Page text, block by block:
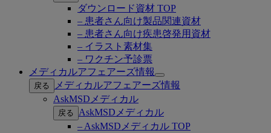
ダウンロード資材 TOP
– 患者さん向け製品関連資材
– 患者さん向け疾患啓発用資材
– イラスト素材集
– ワクチン予診票
メディカルアフェアーズ情報
Open
submenu
戻る
メディカルアフェアーズ情報
AskMSDメディカル
戻る
AskMSDメディカル
– AskMSDメディカル TOP